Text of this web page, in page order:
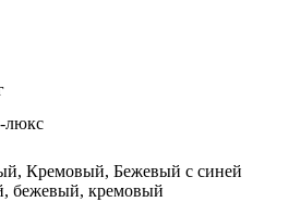
люкс
Кремовый, Бежевый с синей
бежевый, кремовый